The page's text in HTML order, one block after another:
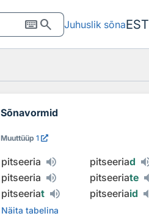
keyboardsearch Juhuslik sõnaEST
Sõnavormid
Muuttüüp 1
pitseeria pitseeriad
pitseeria
pitseeriate
pitseeriat pitseeriaid
Näita tabelina